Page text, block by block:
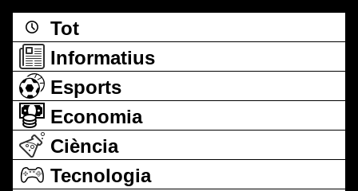
Tot
Informatius
Esports
Economia
Ciència
Tecnologia